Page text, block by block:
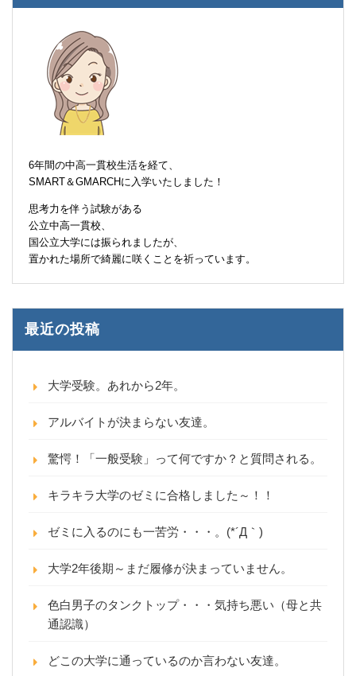
6年間の中高一貫校生活を経て、
SMART＆GMARCHに入学いたしました！
思考力を伴う試験がある
公立中高一貫校、
国公立大学には振られましたが、
置かれた場所で綺麗に咲くことを祈っています。
最近の投稿
大学受験。あれから2年。
アルバイトが決まらない友達。
驚愕！「一般受験」って何ですか？と質問される。
キラキラ大学のゼミに合格しました～！！
ゼミに入るのにも一苦労・・・。(*´Д｀)
大学2年後期～まだ履修が決まっていません。
色白男子のタンクトップ・・・気持ち悪い（母と共
通認識）
どこの大学に通っているのか言わない友達。